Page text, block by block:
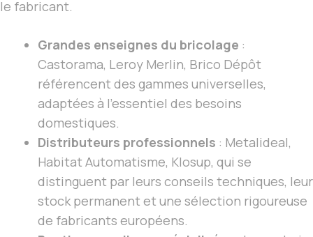
le fabricant.
Grandes enseignes du bricolage :
Castorama, Leroy Merlin, Brico Dépôt
référencent des gammes universelles,
adaptées à l’essentiel des besoins
domestiques.
Distributeurs professionnels : Metalideal,
Habitat Automatisme, Klosup, qui se
distinguent par leurs conseils techniques, leur
stock permanent et une sélection rigoureuse
de fabricants européens.